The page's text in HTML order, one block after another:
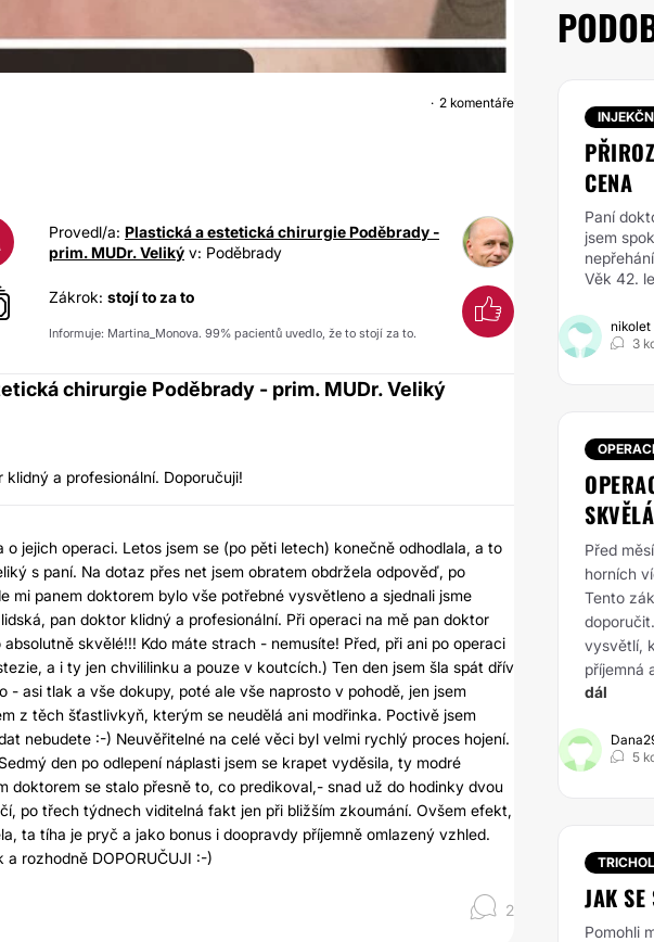
OPERACE HORNÍCH VÍČEK
2 komentáře
Provedl/a: Plastická a estetická chirurgie Poděbrady -
prim. MUDr. Veliký v: Poděbrady
Zákrok: stojí to za to
Informuje: Martina_Monova. 99% pacientů uvedlo, že to stojí za to.
chirurgie Poděbrady - prim. MUDr. Veliký
a profesionální. Doporučuji!
jejich operaci. Letos jsem se (po pěti letech) konečně odhodlala, a to
s paní. Na dotaz přes net jsem obratem obdržela odpověď, po
panem doktorem bylo vše potřebné vysvětleno a sjednali jsme
pan doktor klidný a profesionální. Při operaci na mě pan doktor
skvělé!!! Kdo máte strach - nemusíte! Před, při ani po operaci
a i ty jen chvililinku a pouze v koutcích.) Ten den jsem šla spát dřív
asi tlak a vše dokupy, poté ale vše naprosto v pohodě, jen jsem
z těch šťastlivkyň, kterým se neudělá ani modřinka. Poctivě jsem
nebudete :-) Neuvěřitelné na celé věci byl velmi rychlý proces hojení.
den po odlepení náplasti jsem se krapet vyděsila, ty modré
doktorem se stalo přesně to, co predikoval,- snad už do hodinky dvou
po třech týdnech viditelná fakt jen při bližším zkoumání. Ovšem efekt,
ta tíha je pryč a jako bonus i doopravdy příjemně omlazený vzhled.
rozhodně DOPORUČUJI :-)
2
CENA
Paní
jsem
Věk 42.
nikolet
3
Před
horních
Tento
vysvětlí,
příjemná
dál
5
JAK SE
Pomohli